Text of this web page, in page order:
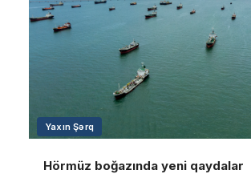
Yaxın Şərq
Hörmüz boğazında yeni qaydalar